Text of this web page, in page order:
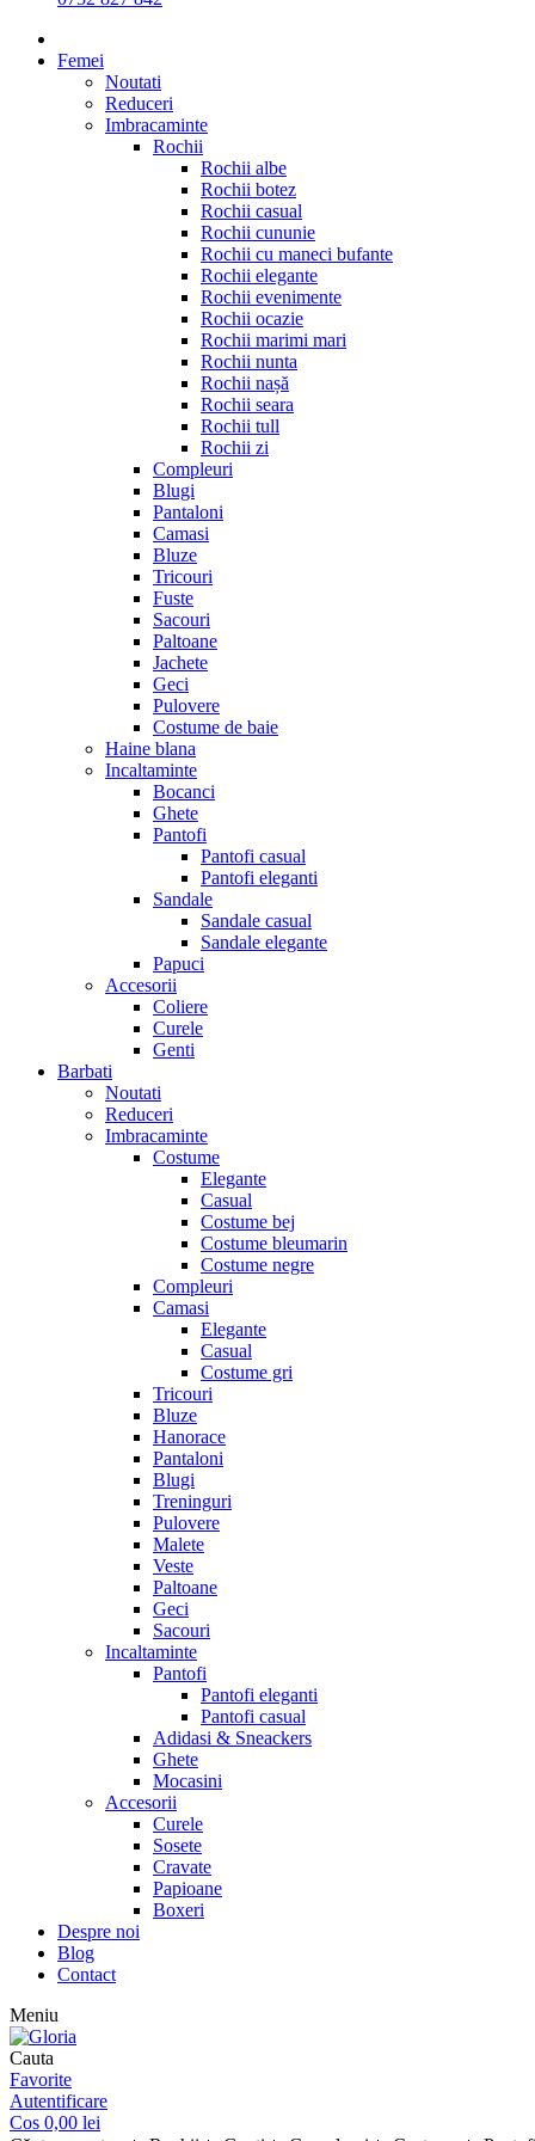
Femei
Noutati
Reduceri
Imbracaminte
Rochii
Rochii albe
Rochii botez
Rochii casual
Rochii cununie
Rochii cu maneci bufante
Rochii elegante
Rochii evenimente
Rochii ocazie
Rochii marimi mari
Rochii nunta
Rochii nașă
Rochii seara
Rochii tull
Rochii zi
Compleuri
Blugi
Pantaloni
Camasi
Bluze
Tricouri
Fuste
Sacouri
Paltoane
Jachete
Geci
Pulovere
Costume de baie
Haine blana
Incaltaminte
Bocanci
Ghete
Pantofi
Pantofi casual
Pantofi eleganti
Sandale
Sandale casual
Sandale elegante
Papuci
Accesorii
Coliere
Curele
Genti
Barbati
Noutati
Reduceri
Imbracaminte
Costume
Elegante
Casual
Costume bej
Costume bleumarin
Costume negre
Compleuri
Camasi
Elegante
Casual
Costume gri
Tricouri
Bluze
Hanorace
Pantaloni
Blugi
Treninguri
Pulovere
Malete
Veste
Paltoane
Geci
Sacouri
Incaltaminte
Pantofi
Pantofi eleganti
Pantofi casual
Adidasi & Sneackers
Ghete
Mocasini
Accesorii
Curele
Sosete
Cravate
Papioane
Boxeri
Despre noi
Blog
Contact
Meniu
Cauta
Favorite
Autentificare
Cos 0,00 lei